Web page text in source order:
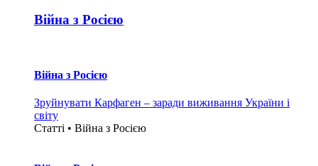
Війна з Росією
Війна з Росією
Зруйнувати Карфаген – заради виживання України і
світу
Статті • Війна з Росією